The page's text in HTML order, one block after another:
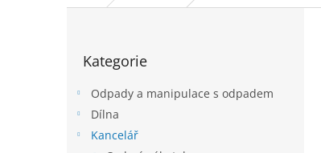
kategorie
Kategorie
Odpady a manipulace s odpadem
Dílna
Kancelář